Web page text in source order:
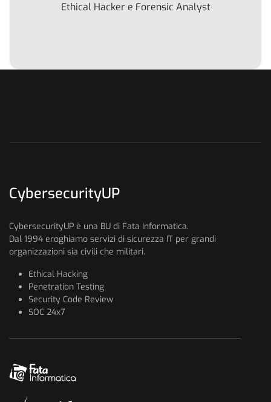
Ethical Hacker e Forensic Analyst
CybersecurityUP
CybersecurityUP è una BU di Fata Informatica.
Dal 1994 eroghiamo servizi di sicurezza IT per grandi
organizzazioni sia civili che militari.
Ethical Hacking
Penetration Testing
Security Code Review
SOC 24x7